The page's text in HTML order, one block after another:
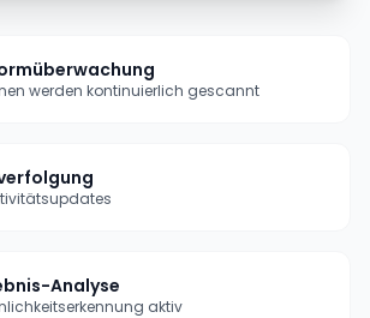
werden kontinuierlich gescannt
Analyse
aktiv